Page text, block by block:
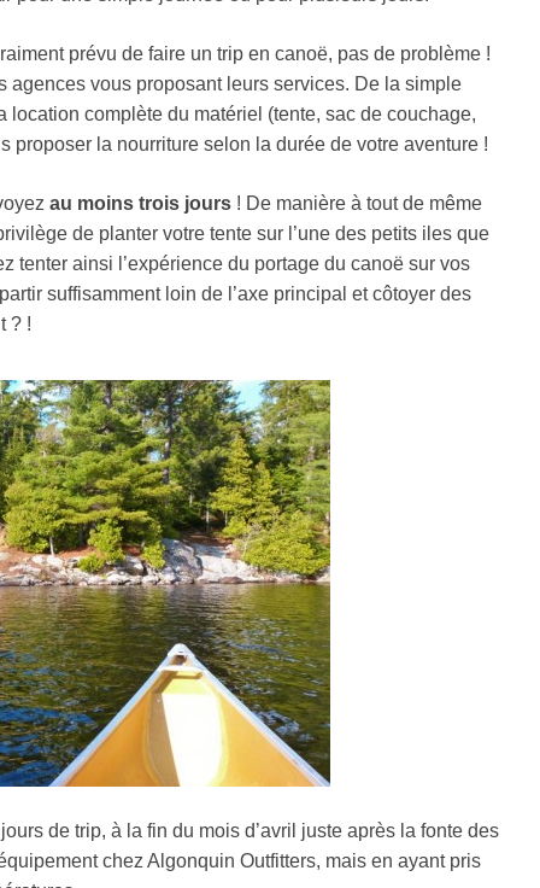
prévu de faire un trip en canoë, pas de problème !
agences vous proposant leurs services. De la simple
location complète du matériel (tente, sac de couchage,
la nourriture selon la durée de votre aventure !
au moins trois jours ! De manière à tout de même
de planter votre tente sur l’une des petits iles que
tenter ainsi l’expérience du portage du canoë sur vos
suffisamment loin de l’axe principal et côtoyer des
? !
de trip, à la fin du mois d’avril juste après la fonte des
chez Algonquin Outfitters, mais en ayant pris